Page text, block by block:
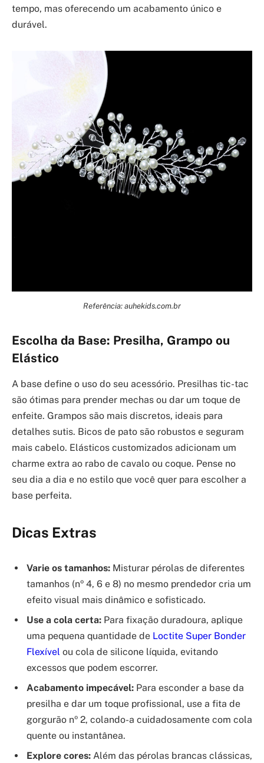
tempo, mas oferecendo um acabamento único e
durável.
Referência: auhekids.com.br
Escolha da Base: Presilha, Grampo ou
Elástico
A base define o uso do seu acessório. Presilhas tic-tac
são ótimas para prender mechas ou dar um toque de
enfeite. Grampos são mais discretos, ideais para
detalhes sutis. Bicos de pato são robustos e seguram
mais cabelo. Elásticos customizados adicionam um
charme extra ao rabo de cavalo ou coque. Pense no
seu dia a dia e no estilo que você quer para escolher a
base perfeita.
Dicas Extras
Varie os tamanhos: Misturar pérolas de diferentes
tamanhos (nº 4, 6 e 8) no mesmo prendedor cria um
efeito visual mais dinâmico e sofisticado.
Use a cola certa: Para fixação duradoura, aplique
uma pequena quantidade de Loctite Super Bonder
Flexível ou cola de silicone líquida, evitando
excessos que podem escorrer.
Acabamento impecável: Para esconder a base da
presilha e dar um toque profissional, use a fita de
gorgurão nº 2, colando-a cuidadosamente com cola
quente ou instantânea.
Explore cores: Além das pérolas brancas clássicas,